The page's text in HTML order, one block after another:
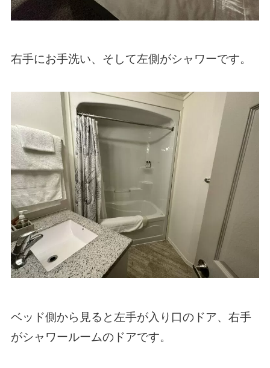
右手にお手洗い、そして左側がシャワーです。
ベッド側から見ると左手が入り口のドア、右手
がシャワールームのドアです。